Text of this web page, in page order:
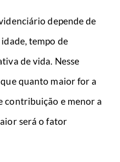
depende de
tempo de
de vida. Nesse
quanto maior for a
contribuição e menor a
será o fator